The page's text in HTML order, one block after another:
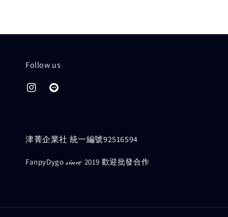
Follow us
津菁企業社 統一編號92516594
FanpyDygo 𝓈𝒾𝓃𝒸𝑒 2019 歡迎批發合作